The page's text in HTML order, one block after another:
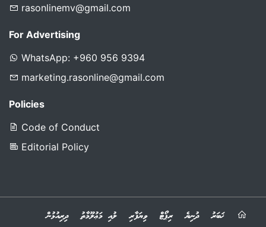
rasonlinemv@gmail.com
For Advertising
WhatsApp: +960 956 9394
marketing.rasonline@gmail.com
Policies
Code of Conduct
Editorial Policy
ޚަބަރު ދުނިޔެ ރިޕޯޓް ވިޔަފާރި ލުއި މަޢުލޫމާތު
ދިރިއުޅުން